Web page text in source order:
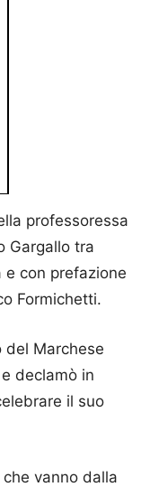
professoressa
Gargallo tra
e con prefazione
Formichetti.
del Marchese
declamò in
il suo
vanno dalla